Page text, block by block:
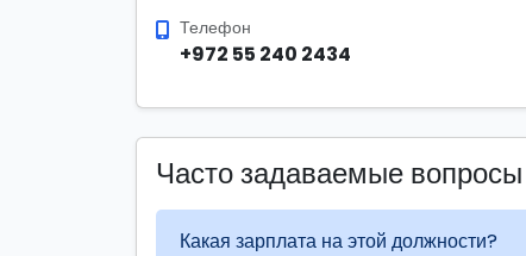
Телефон
+972 55 240 2434
Часто задаваемые вопросы
Какая зарплата на этой должности?